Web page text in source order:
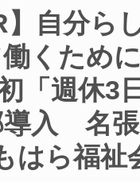
】自分ら
働くため
「週休3
導入 名張
はら福祉